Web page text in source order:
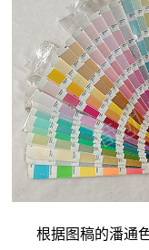
根据图稿的潘通